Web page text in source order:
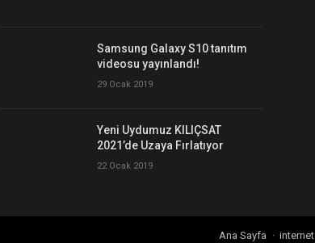
Samsung Galaxy S10 tanıtım
videosu yayınlandı!
29 Ocak 2019
Yeni Uydumuz KILIÇSAT
2021’de Uzaya Fırlatıyor
22 Ocak 2019
Ana Sayfa internet